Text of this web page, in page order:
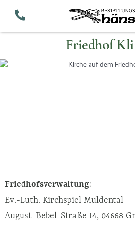
Inhalt
Friedhof
Friedhofsverwaltung:
Ev.-Luth. Kirchspiel Muldental
August-Bebel-Straße 14, 04668